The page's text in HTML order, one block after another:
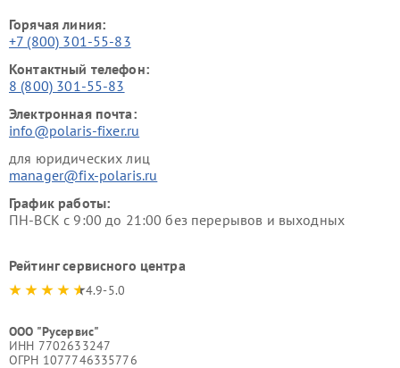
Горячая линия:
+7 (800) 301-55-83
Контактный телефон:
8 (800) 301-55-83
Электронная почта:
info@polaris-fixer.ru
для юридических лиц
manager@fix-polaris.ru
График работы:
ПН-ВСК с 9:00 до 21:00 без перерывов и выходных
Рейтинг сервисного центра
4.9-5.0
ООО "Русервис"
ИНН 7702633247
ОГРН 1077746335776